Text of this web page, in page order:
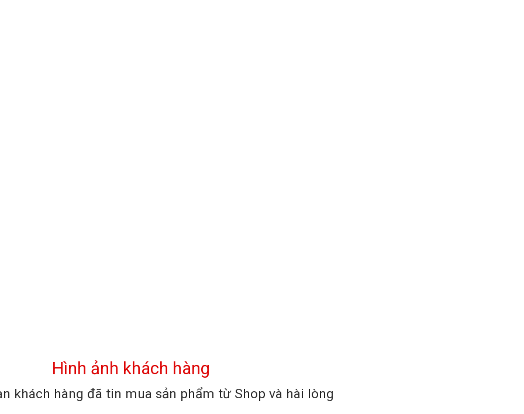
Hình ảnh khách hàng
khách hàng đã tin mua sản phẩm từ Shop và hài lòng